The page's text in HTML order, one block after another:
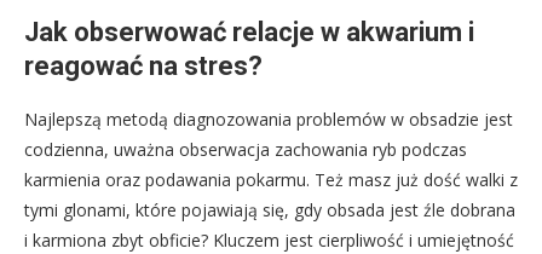
Jak obserwować relacje w akwarium i
reagować na stres?
Najlepszą metodą diagnozowania problemów w obsadzie jest
codzienna, uważna obserwacja zachowania ryb podczas
karmienia oraz podawania pokarmu. Też masz już dość walki z
tymi glonami, które pojawiają się, gdy obsada jest źle dobrana
i karmiona zbyt obficie? Kluczem jest cierpliwość i umiejętność